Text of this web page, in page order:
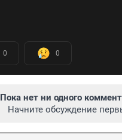
0 0
Пока нет ни одного
Начните обсуждение